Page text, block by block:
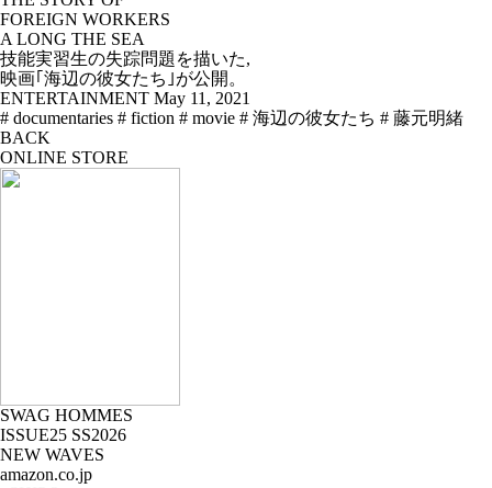
FOREIGN WORKERS
A LONG THE SEA
技能実習生の失踪問題を描いた,
映画｢海辺の彼女たち｣が公開。
ENTERTAINMENT May 11, 2021
# documentaries # fiction # movie # 海辺の彼女たち # 藤元明緒
BACK
ONLINE STORE
SWAG HOMMES
ISSUE25 SS2026
NEW WAVES
amazon.co.jp